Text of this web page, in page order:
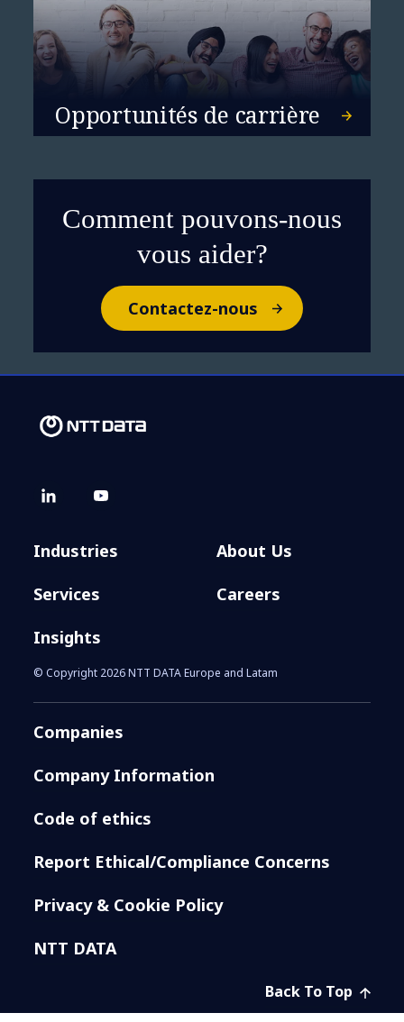
Opportunités de carrière
Comment pouvons-nous
vous aider?
Contactez-nous
Industries
Services
Insights
About Us
Careers
© Copyright 2026 NTT DATA Europe and Latam
Companies
Company Information
Code of ethics
Report Ethical/Compliance Concerns
Privacy & Cookie Policy
NTT DATA
Back To Top